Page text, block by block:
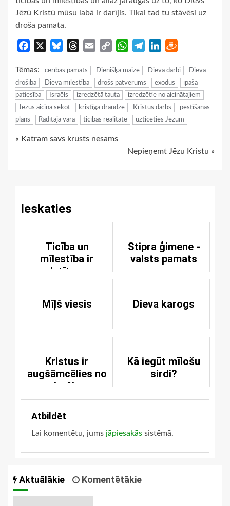
Jēzū Kristū mūsu labā ir darījis. Tikai tad tu stāvēsi uz
droša pamata.
Facebook BlueskyThreads
Email
Copy
WhatsApp
TelegramLinkedIn
Tēmas: cerības pamats Dienišķā maize Dieva darbi
Dieva
drošība
Dieva mīlestība drošs patvērums exodus
īpašā
patiesība
Israēls izredzētā tauta
izredzētie no aicinātajiem
Jēzus aicina sekot
kristīgā draudze Kristus darbs
pestīšanas
plāns
Radītāja vara ticības realitāte uzticēties Jēzum
Continue
« Katram savs krusts nesams
Nepieņemt Jēzu Kristu »
Ieskaties
Ticība un
mīlestība ir
saistītas un
Stipra ģimene -
valsts pamats
Mīļš viesis Dieva karogs
Kristus ir
augšāmcēlies no
mirušiem
Kā iegūt mīlošu
sirdi?
Atbildēt
Lai komentētu, jums jāpiesakās sistēmā.
Aktuālākie Komentētākie